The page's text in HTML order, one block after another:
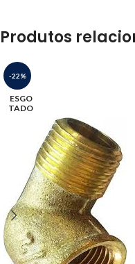
Produtos
-22%
ESGO
TADO